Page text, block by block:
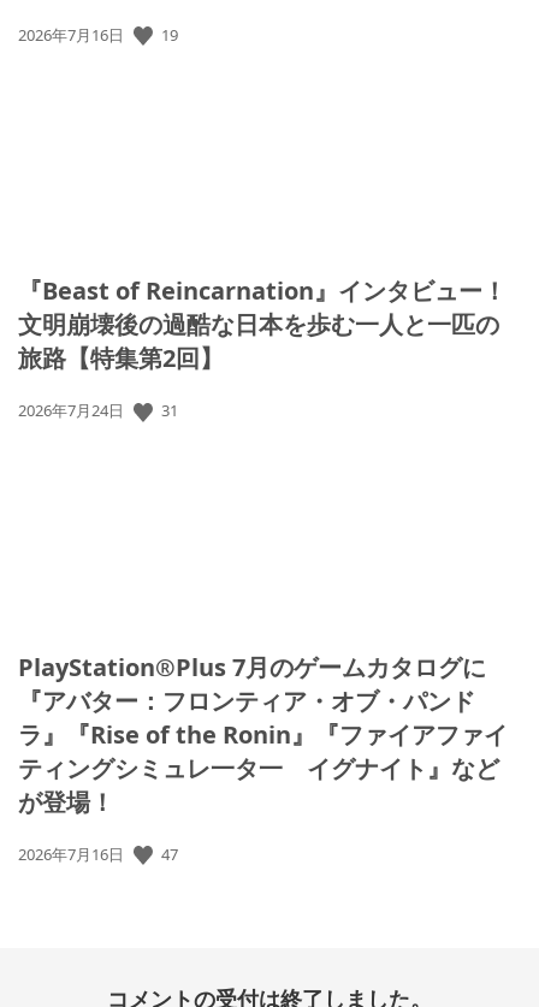
公
2026年7月16日 19
『Beast of Reincarnation』インタビュー！
文明崩壊後の過酷な日本を歩む一人と一匹の
旅路【特集第2回】
公
2026年7月24日 31
PlayStation®Plus 7月のゲームカタログに
『アバター：フロンティア・オブ・パンド
ラ』『Rise of the Ronin』『ファイアファイ
ティングシミュレ一タ一 イグナイト』など
が登場！
公
2026年7月16日 47
コメントの受付は終了しました。